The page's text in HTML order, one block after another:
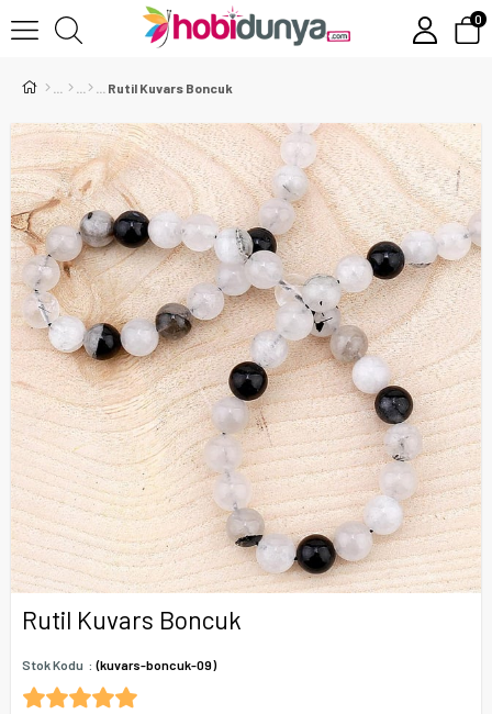
0
Rutil Kuvars Boncuk
Rutil Kuvars Boncuk
Stok Kodu (kuvars-boncuk-09)